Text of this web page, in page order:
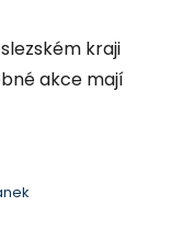
kraji
akce mají